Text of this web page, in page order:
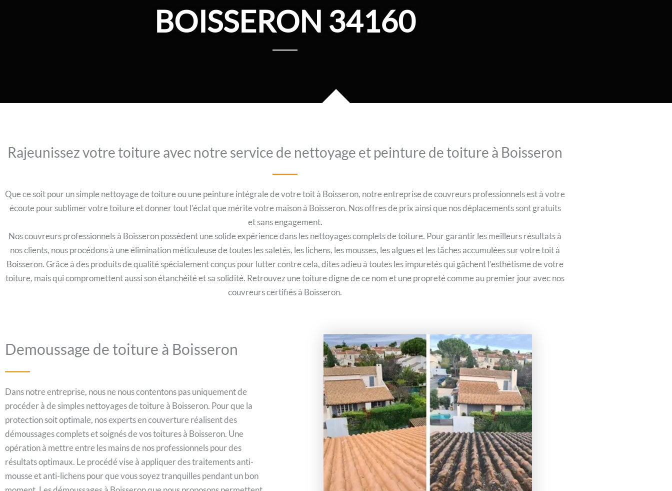
BOISSERON 34160
Rajeunissez votre toiture avec notre service de nettoyage et peinture de toiture à Boisseron
Que ce soit pour un simple nettoyage de toiture ou une peinture intégrale de votre toit à Boisseron, notre entreprise de couvreurs professionnels est à votre
écoute pour sublimer votre toiture et donner tout l’éclat que mérite votre maison à Boisseron. Nos offres de prix ainsi que nos déplacements sont gratuits
et sans engagement.
Nos couvreurs professionnels à Boisseron possèdent une solide expérience dans les nettoyages complets de toiture. Pour garantir les meilleurs résultats à
nos clients, nous procédons à une élimination méticuleuse de toutes les saletés, les lichens, les mousses, les algues et les tâches accumulées sur votre toit à
Boisseron. Grâce à des produits de qualité spécialement conçus pour lutter contre cela, dites adieu à toutes les impuretés qui gâchent l’esthétisme de votre
toiture, mais qui compromettent aussi son étanchéité et sa solidité. Retrouvez une toiture digne de ce nom et une propreté comme au premier jour avec nos
couvreurs certifiés à Boisseron.
Demoussage de toiture à Boisseron
Dans notre entreprise, nous ne nous contentons pas uniquement de
procéder à de simples nettoyages de toiture à Boisseron. Pour que la
protection soit optimale, nos experts en couverture réalisent des
démoussages complets et soignés de vos toitures à Boisseron. Une
opération à mettre entre les mains de nos professionnels pour des
résultats optimaux. Le procédé vise à appliquer des traitements anti-
mousse et anti-lichens pour que vous soyez tranquilles pendant un bon